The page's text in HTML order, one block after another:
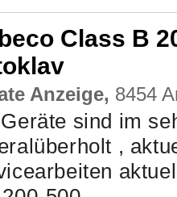
Class B
Anzeige, 8454
sind im
,